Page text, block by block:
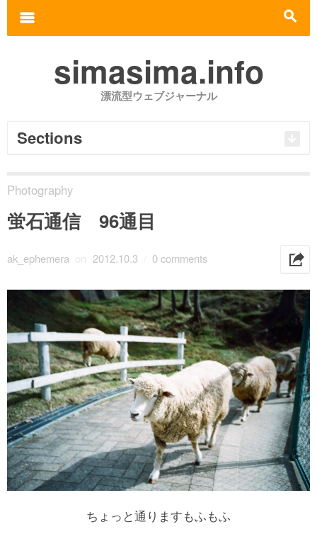
s
m
simasima.info
漂流型ウェブジャーナル
Sections
Photography
蛍石通信 96通目
h
ak_ephemera on 2012.10.3 0 comments
ちょっと通りますもふもふ